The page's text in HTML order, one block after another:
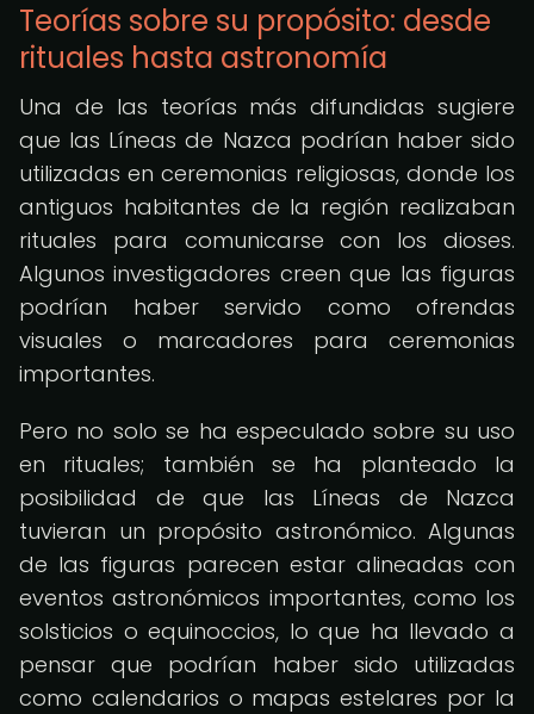
Teorías sobre su propósito: desde
rituales hasta astronomía
Una de las teorías más difundidas sugiere
que las Líneas de Nazca podrían haber sido
utilizadas en ceremonias religiosas, donde los
antiguos habitantes de la región realizaban
rituales para comunicarse con los dioses.
Algunos investigadores creen que las figuras
podrían haber servido como ofrendas
visuales o marcadores para ceremonias
importantes.
Pero no solo se ha especulado sobre su uso
en rituales; también se ha planteado la
posibilidad de que las Líneas de Nazca
tuvieran un propósito astronómico. Algunas
de las figuras parecen estar alineadas con
eventos astronómicos importantes, como los
solsticios o equinoccios, lo que ha llevado a
pensar que podrían haber sido utilizadas
como calendarios o mapas estelares por la